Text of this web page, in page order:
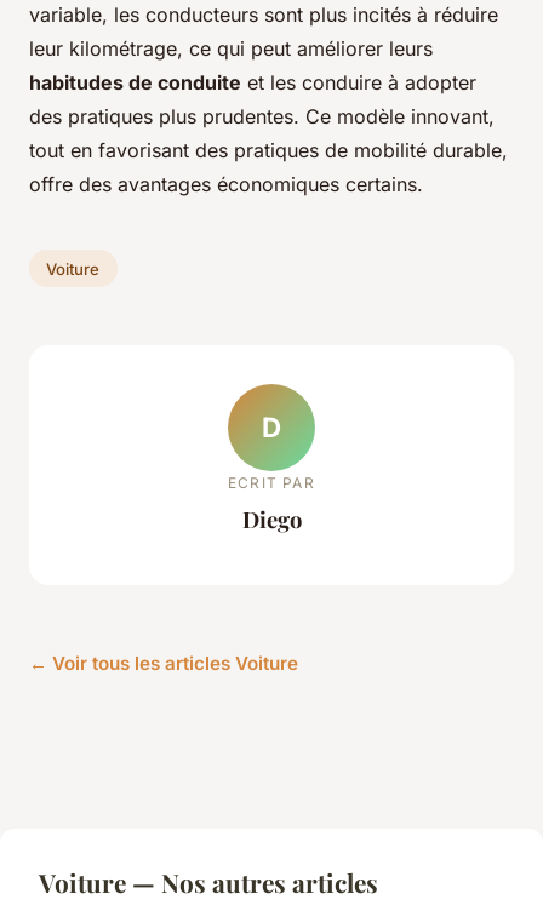
variable, les conducteurs sont plus incités à réduire
leur kilométrage, ce qui peut améliorer leurs
habitudes de conduite et les conduire à adopter
des pratiques plus prudentes. Ce modèle innovant,
tout en favorisant des pratiques de mobilité durable,
offre des avantages économiques certains.
Voiture
D
ECRIT PAR
Diego
← Voir tous les articles Voiture
Voiture — Nos autres articles